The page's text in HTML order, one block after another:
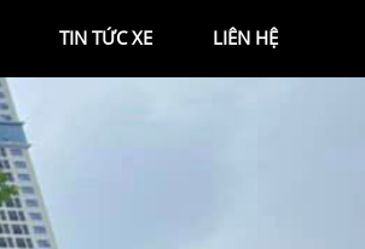
TIN TỨC XE LIÊN HỆ